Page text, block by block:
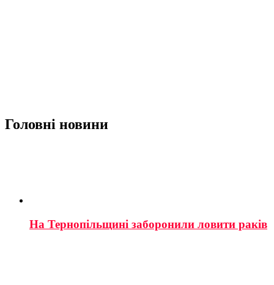
Головні новини
На Тернопільщині заборонили ловити раків